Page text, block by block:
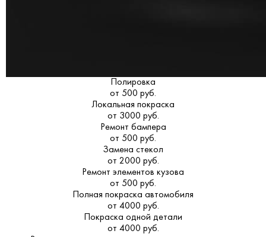
Полировка
от 500 руб.
Локальная покраска
от 3000 руб.
Ремонт бампера
от 500 руб.
Замена стекол
от 2000 руб.
Ремонт элементов кузова
от 500 руб.
Полная покраска автомобиля
от 4000 руб.
Покраска одной детали
от 4000 руб.